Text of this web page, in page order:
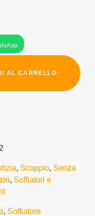
AL CARRELLO
, Scoppio, Senza
, Soffiatori e
, Soffiatore